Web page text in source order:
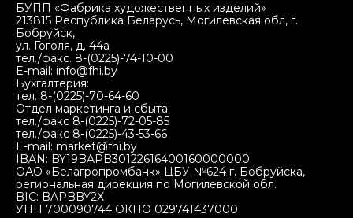
БУПП «Фабрика художественных изделий»
213815 Республика Беларусь, Могилевская обл, г.
Бобруйск,
ул. Гоголя, д. 44а
тел./факс. 8-(0225)-74-10-00
E-mail: info@fhi.by
Бухгалтерия:
тел. 8-(0225)-70-64-60
Отдел маркетинга и сбыта:
тел./факс 8-(0225)-72-05-85
тел./факс 8-(0225)-43-53-66
E-mail: market@fhi.by
IBAN: BY19BAPB30122616400160000000
ОАО «Белагропромбанк» ЦБУ №624 г. Бобруйска,
региональная дирекция по Могилевской обл.
BIC: BAPBBY2X
УНН 700090744 ОКПО 029741437000